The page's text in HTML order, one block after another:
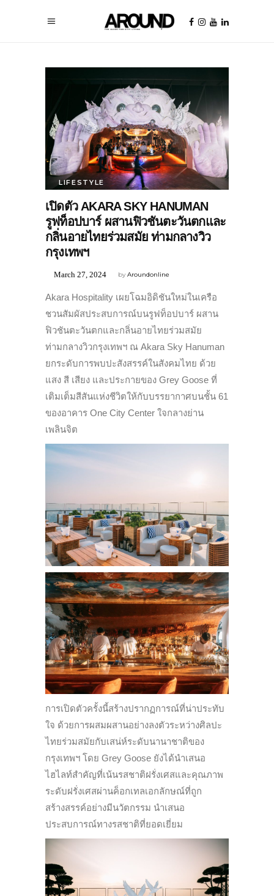
LIFESTYLE
เปิดตัว AKARA SKY HANUMAN
รูฟท็อปบาร์ ผสานฟิวชันตะวันตกและ
กลิ่นอายไทยร่วมสมัย ท่ามกลางวิว
กรุงเทพฯ
byAroundonline
March 27, 2024
Akara Hospitality เผยโฉมอิดิชันใหม่ในเครือ
ชวนสัมผัสประสบการณ์บนรูฟท็อปบาร์ ผสาน
ฟิวชันตะวันตกและกลิ่นอายไทยร่วมสมัย
ท่ามกลางวิวกรุงเทพฯ ณ Akara Sky Hanuman
ยกระดับการพบปะสังสรรค์ในสังคมไทย ด้วย
แสง สี เสียง และประกายของ Grey Goose ที่
เติมเต็มสีสันแห่งชีวิตให้กับบรรยากาศบนชั้น 61
ของอาคาร One City Center ใจกลางย่าน
เพลินจิต
การเปิดตัวครั้งนี้สร้างปรากฏการณ์ที่น่าประทับ
ใจ ด้วยการผสมผสานอย่างลงตัวระหว่างศิลปะ
ไทยร่วมสมัยกับเสน่ห์ระดับนานาชาติของ
กรุงเทพฯ โดย Grey Goose ยังได้นำเสนอ
ไฮไลท์สำคัญที่เน้นรสชาติฝรั่งเศสและคุณภาพ
ระดับฝรั่งเศสผ่านค็อกเทลเอกลักษณ์ที่ถูก
สร้างสรรค์อย่างมีนวัตกรรม นำเสนอ
ประสบการณ์ทางรสชาติที่ยอดเยี่ยม